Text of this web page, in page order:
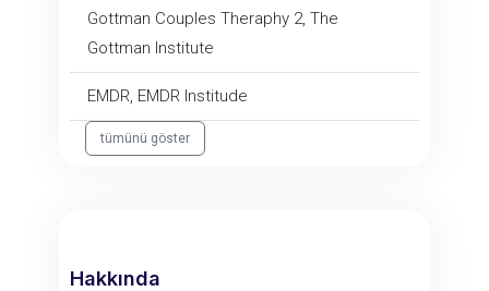
Gottman Couples Theraphy 2, The
Gottman Institute
EMDR, EMDR Institude
tümünü göster
Hakkında